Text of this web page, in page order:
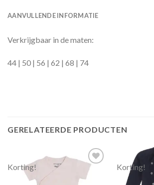
AANVULLENDE INFORMATIE
Verkrijgbaar in de maten:
44 | 50 | 56 | 62 | 68 | 74
GERELATEERDE PRODUCTEN
Korting! Korting!